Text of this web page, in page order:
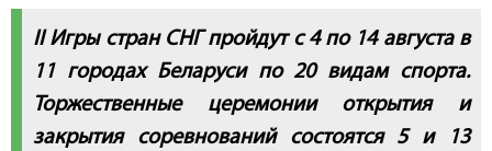
II Игры стран СНГ пройдут с 4 по 14 августа в
11 городах Беларуси по 20 видам спорта.
Торжественные церемонии открытия и
закрытия соревнований состоятся 5 и 13